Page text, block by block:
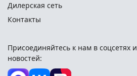
Дилерская сеть
Контакты
Присоединяйтесь к нам в соцсетях и
новостей: